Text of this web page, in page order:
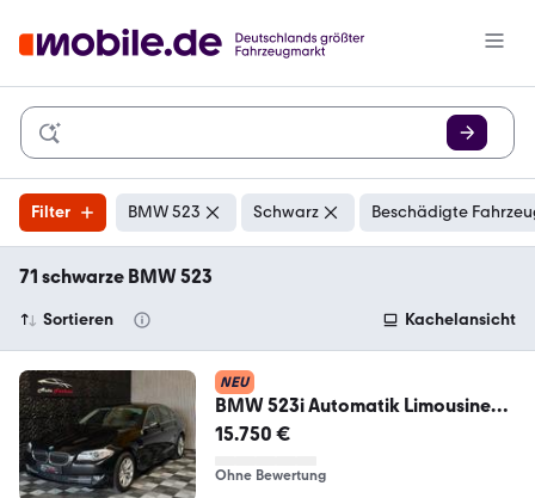
Filter BMW 523 Schwarz Beschädigte
71 schwarze BMW 523
Sortieren Kachelansicht
NEU
BMW 523i Automatik Limousine
Nur 70000KM
15.750 €
Ohne Bewertung